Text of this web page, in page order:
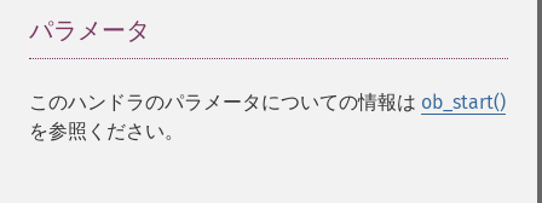
パラメータ
このハンドラのパラメータについての情報は ob_start()
を参照ください。